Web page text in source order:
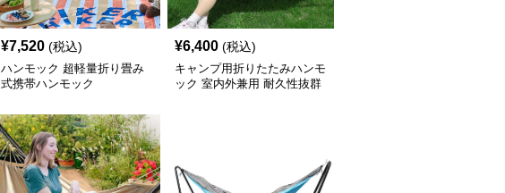
¥7,520 (税込)
ハンモック 超軽量折り畳み
式携帯ハンモック
¥6,400 (税込)
キャンプ用折りたたみハンモ
ック 室内外兼用 耐久性抜群